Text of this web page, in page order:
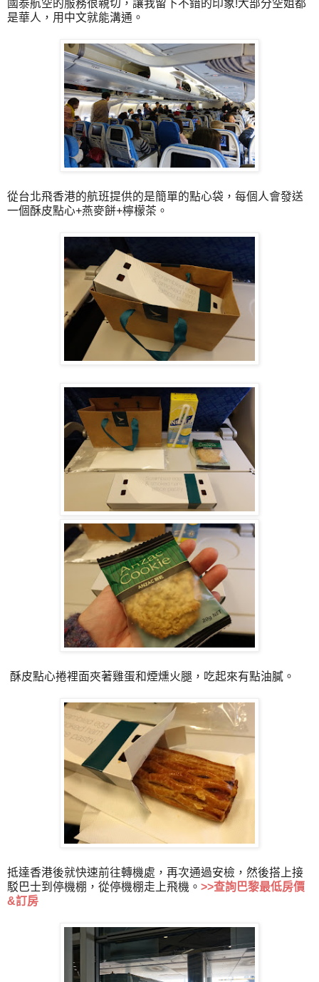
國泰航空的服務很親切，讓我留下不錯的印象!大部分空姐都
是華人，用中文就能溝通。
從台北飛香港的航班提供的是簡單的點心袋，每個人會發送
一個酥皮點心+燕麥餅+檸檬茶。
酥皮點心捲裡面夾著雞蛋和煙燻火腿，吃起來有點油膩。
抵達香港後就快速前往轉機處，再次通過安檢，然後搭上接
駁巴士到停機棚，從停機棚走上飛機。 >>查詢巴黎最低房價
&訂房